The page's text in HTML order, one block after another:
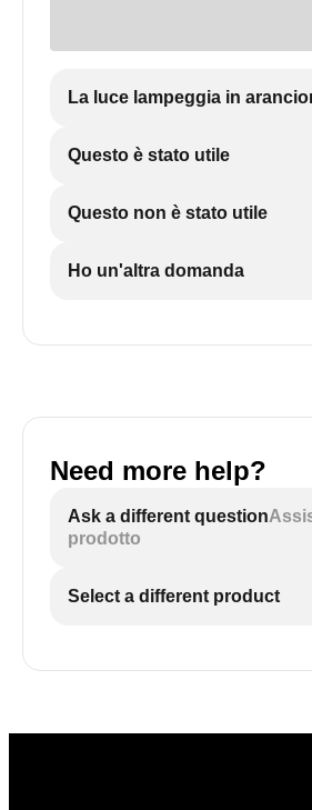
La luce lampeggia in
Questo è stato utile
Questo non è stato utile
Ho un'altra domanda
Need more help?
Ask a different question
prodotto
Select a different product